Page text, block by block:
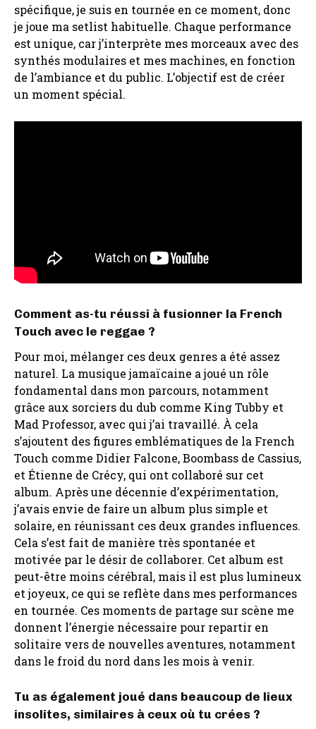
spécifique, je suis en tournée en ce moment, donc
je joue ma setlist habituelle. Chaque performance
est unique, car j’interprète mes morceaux avec des
synthés modulaires et mes machines, en fonction
de l’ambiance et du public. L’objectif est de créer
un moment spécial.
Comment as-tu réussi à fusionner la French
Touch avec le reggae ?
Pour moi, mélanger ces deux genres a été assez
naturel. La musique jamaïcaine a joué un rôle
fondamental dans mon parcours, notamment
grâce aux sorciers du dub comme King Tubby et
Mad Professor, avec qui j’ai travaillé. À cela
s’ajoutent des figures emblématiques de la French
Touch comme Didier Falcone, Boombass de Cassius,
et Étienne de Crécy, qui ont collaboré sur cet
album. Après une décennie d’expérimentation,
j’avais envie de faire un album plus simple et
solaire, en réunissant ces deux grandes influences.
Cela s’est fait de manière très spontanée et
motivée par le désir de collaborer. Cet album est
peut-être moins cérébral, mais il est plus lumineux
et joyeux, ce qui se reflète dans mes performances
en tournée. Ces moments de partage sur scène me
donnent l’énergie nécessaire pour repartir en
solitaire vers de nouvelles aventures, notamment
dans le froid du nord dans les mois à venir.
Tu as également joué dans beaucoup de lieux
insolites, similaires à ceux où tu crées ?